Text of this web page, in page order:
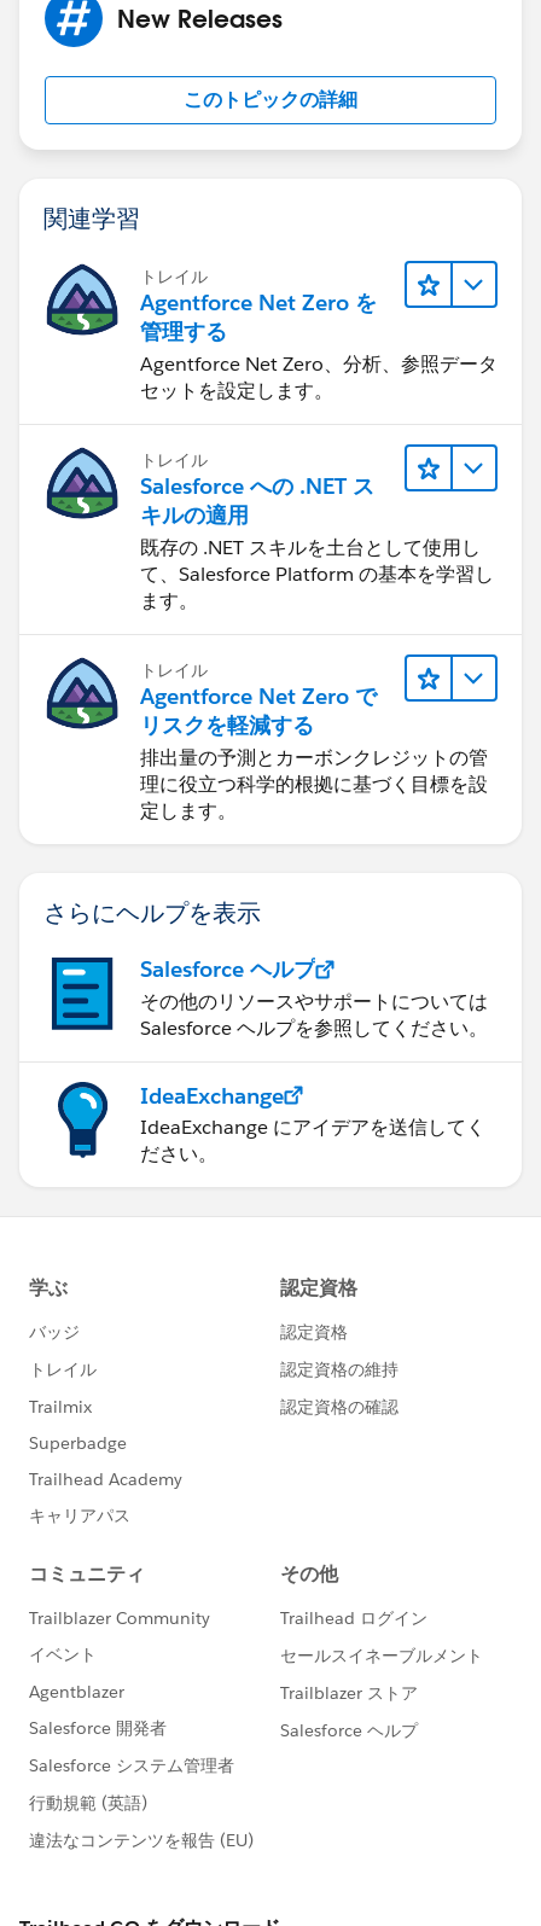
New Releases
このトピックの詳細
関連学習
トレイル
Agentforce Net Zero を
管理する
Agentforce Net Zero、分析、参照データ
セットを設定します。
トレイル
Salesforce への .NET ス
キルの適用
既存の .NET スキルを土台として使用し
て、Salesforce Platform の基本を学習し
ます。
トレイル
Agentforce Net Zero で
リスクを軽減する
排出量の予測とカーボンクレジットの管
理に役立つ科学的根拠に基づく目標を設
定します。
さらにヘルプを表示
Salesforce ヘルプ
その他のリソースやサポートについては
Salesforce ヘルプを参照してください。
IdeaExchange
IdeaExchange にアイデアを送信してく
ださい。